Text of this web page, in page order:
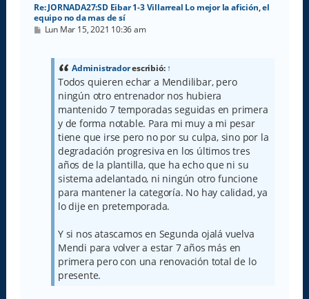
Re: JORNADA27:SD Eibar 1-3 Villarreal Lo mejor la afición, el
equipo no da mas de sí
M
Lun Mar 15, 2021 10:36 am
Administradorescribió:↑
Todos quieren echar a Mendilibar, pero
ningún otro entrenador nos hubiera
mantenido 7 temporadas seguidas en primera
y de forma notable. Para mi muy a mi pesar
tiene que irse pero no por su culpa, sino por la
degradación progresiva en los últimos tres
años de la plantilla, que ha echo que ni su
sistema adelantado, ni ningún otro funcione
para mantener la categoría. No hay calidad, ya
lo dije en pretemporada.
Y si nos atascamos en Segunda ojalá vuelva
Mendi para volver a estar 7 años más en
primera pero con una renovación total de lo
presente.